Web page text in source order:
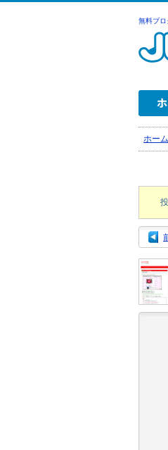
無料ブ
ホーム